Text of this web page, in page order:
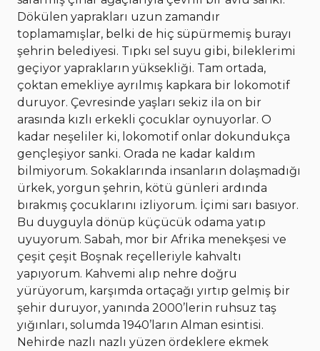
Dökülen yaprakları uzun zamandır
toplamamışlar, belki de hiç süpürmemiş burayı
şehrin belediyesi. Tıpkı sel suyu gibi, bileklerimi
geçiyor yaprakların yüksekliği. Tam ortada,
çoktan emekliye ayrılmış kapkara bir lokomotif
duruyor. Çevresinde yaşları sekiz ila on bir
arasında kızlı erkekli çocuklar oynuyorlar. O
kadar neşeliler ki, lokomotif onlar dokundukça
gençleşiyor sanki. Orada ne kadar kaldım
bilmiyorum. Sokaklarında insanların dolaşmadığı
ürkek, yorgun şehrin, kötü günleri ardında
bırakmış çocuklarını izliyorum. İçimi sarı basıyor.
Bu duyguyla dönüp küçücük odama yatıp
uyuyorum. Sabah, mor bir Afrika menekşesi ve
çeşit çeşit Boşnak reçelleriyle kahvaltı
yapıyorum. Kahvemi alıp nehre doğru
yürüyorum, karşımda ortaçağı yırtıp gelmiş bir
şehir duruyor, yanında 2000’lerin ruhsuz taş
yığınları, solumda 1940’ların Alman esintisi.
Nehirde nazlı nazlı yüzen ördeklere ekmek